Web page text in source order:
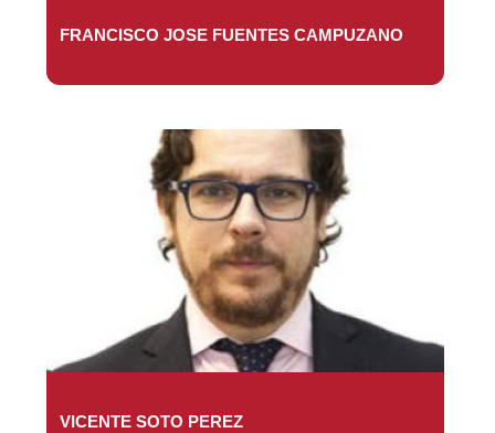
FRANCISCO JOSE FUENTES CAMPUZANO
VICENTE SOTO PEREZ